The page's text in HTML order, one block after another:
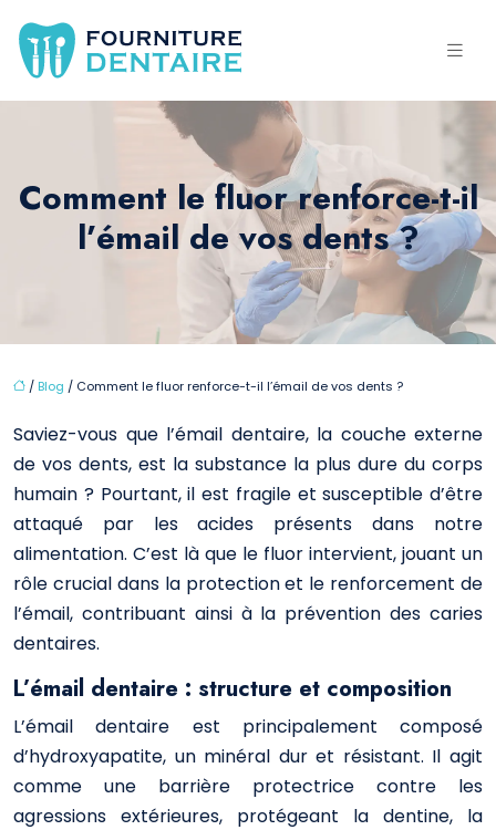
Comment le fluor renforce-t-il
l’émail de vos dents ?
/ Blog / Comment le fluor renforce-t-il l’émail de vos dents ?
Saviez-vous que l’émail dentaire, la couche externe
de vos dents, est la substance la plus dure du corps
humain ? Pourtant, il est fragile et susceptible d’être
attaqué par les acides présents dans notre
alimentation. C’est là que le fluor intervient, jouant un
rôle crucial dans la protection et le renforcement de
l’émail, contribuant ainsi à la prévention des caries
dentaires.
L’émail dentaire : structure et composition
L’émail dentaire est principalement composé
d’hydroxyapatite, un minéral dur et résistant. Il agit
comme une barrière protectrice contre les
agressions extérieures, protégeant la dentine, la